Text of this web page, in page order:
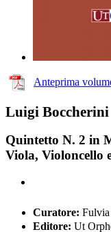
Anteprima
Luigi Boccherini
Quintetto N. 2 in
Viola, Violoncello
Curatore:
Editore: Ut